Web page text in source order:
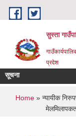
Skip to main content
सुस्ता
प्रदेश
सूचना
You are
Home» न्यायीक